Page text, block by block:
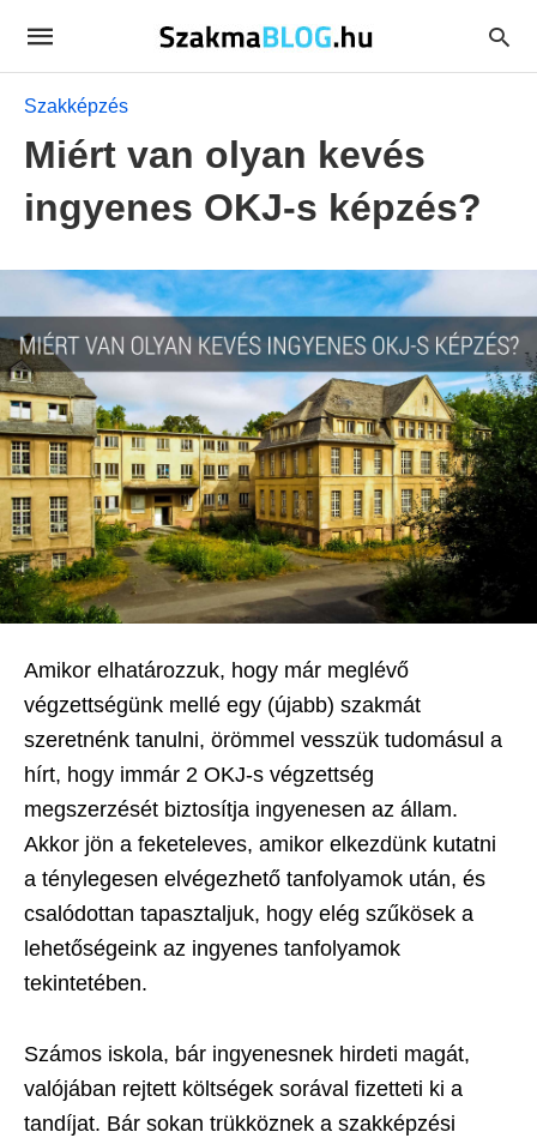
Szakképzés
Miért van olyan kevés
ingyenes OKJ-s képzés?
Amikor elhatározzuk, hogy már meglévő
végzettségünk mellé egy (újabb) szakmát
szeretnénk tanulni, örömmel vesszük tudomásul a
hírt, hogy immár 2 OKJ-s végzettség
megszerzését biztosítja ingyenesen az állam.
Akkor jön a feketeleves, amikor elkezdünk kutatni
a ténylegesen elvégezhető tanfolyamok után, és
csalódottan tapasztaljuk, hogy elég szűkösek a
lehetőségeink az ingyenes tanfolyamok
tekintetében.
Számos iskola, bár ingyenesnek hirdeti magát,
valójában rejtett költségek sorával fizetteti ki a
tandíjat. Bár sokan trükköznek a szakképzési